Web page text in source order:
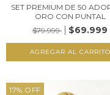
SET PREMIUM DE 50
ORO CON PUNTAL
$79.999
$69.999
17% OFF